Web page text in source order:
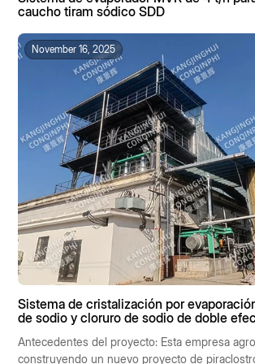
caucho tiram sódico SDD
November 16, 2025
Sistema de cristalización por
de sodio y cloruro de sodio de doble
Antecedentes del proyecto: Esta empresa
construyendo un nuevo proyecto de